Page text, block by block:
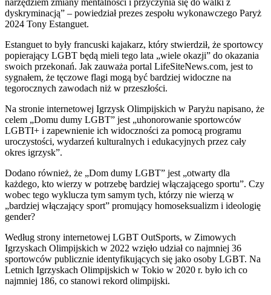
dyskryminacją” – powiedział prezes zespołu wykonawczego Paryż
2024 Tony Estanguet.
Estanguet to były francuski kajakarz, który stwierdził, że sportowcy
popierający LGBT będą mieli tego lata „wiele okazji” do okazania
swoich przekonań. Jak zauważa portal LifeSiteNews.com, jest to
sygnałem, że tęczowe flagi mogą być bardziej widoczne na
tegorocznych zawodach niż w przeszłości.
Na stronie internetowej Igrzysk Olimpijskich w Paryżu napisano, że
celem „Domu dumy LGBT” jest „uhonorowanie sportowców
LGBTI+ i zapewnienie ich widoczności za pomocą programu
uroczystości, wydarzeń kulturalnych i edukacyjnych przez cały
okres igrzysk”.
Dodano również, że „Dom dumy LGBT” jest „otwarty dla
każdego, kto wierzy w potrzebę bardziej włączającego sportu”. Czy
wobec tego wyklucza tym samym tych, którzy nie wierzą w
„bardziej włączający sport” promujący homoseksualizm i ideologię
gender?
Według strony internetowej LGBT OutSports, w Zimowych
Igrzyskach Olimpijskich w 2022 wzięło udział co najmniej 36
sportowców publicznie identyfikujących się jako osoby LGBT. Na
Letnich Igrzyskach Olimpijskich w Tokio w 2020 r. było ich co
najmniej 186, co stanowi rekord olimpijski.